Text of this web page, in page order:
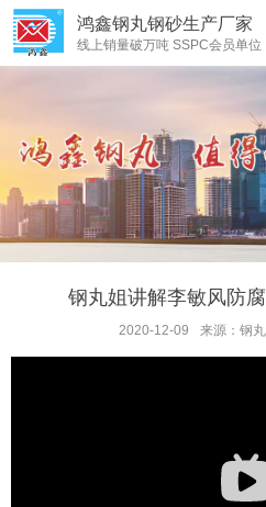
鸿鑫钢丸钢砂生产厂家
线上销量破万吨 SSPC会员单位
钢丸姐讲解李敏风防
2020-12-09 来源：钢